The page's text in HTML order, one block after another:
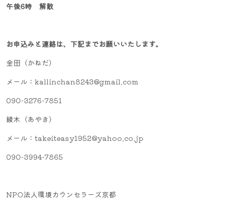
午後6時 解散
お申込みと連絡は、下記までお願いいたします。
金田（かねだ）
メール：kallinchan8243@gmail.com
090-3276-7851
綾木（あやき）
メール：takeiteasy1952@yahoo.co.jp
090-3994-7865
NPO法人環境カウンセラーズ京都